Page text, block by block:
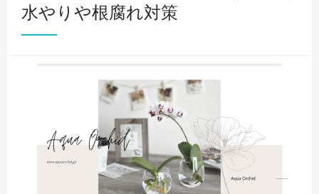
水やりや根腐れ対策